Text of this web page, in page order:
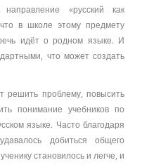
«русский как
в школе этому предмету
идёт о родном языке. И
что может создать
решить проблему, повысить
понимание учебников по
языке. Часто благодаря
добиться общего
становилось и легче, и